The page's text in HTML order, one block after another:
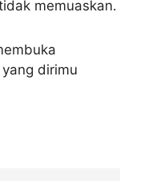
memuaskan.
dirimu